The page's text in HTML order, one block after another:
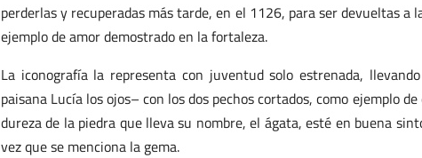
perderlas y recuperadas más tarde, en el 1126, para ser devueltas a
ejemplo de amor demostrado en la fortaleza.
La iconografía la representa con juventud solo estrenada,
paisana Lucía los ojos– con los dos pechos cortados, como ejemplo
dureza de la piedra que lleva su nombre, el ágata, esté en buena
vez que se menciona la gema.